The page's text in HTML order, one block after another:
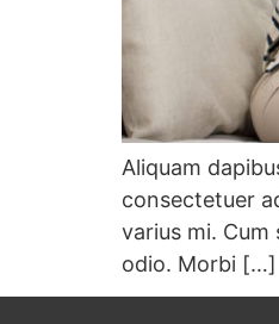
Aliquam
consectetuer
varius mi.
odio. Morbi […]